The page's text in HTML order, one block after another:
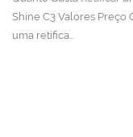
Shine C3 Valores Preço
uma retífica…